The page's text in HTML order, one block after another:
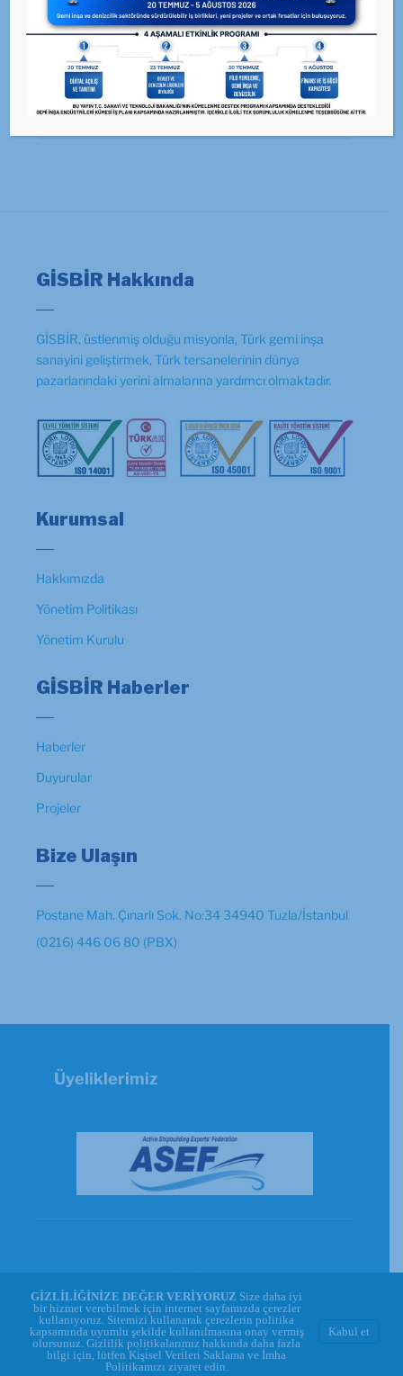
GİSBİR · X (Twitter)
Güncel duyuru ve haberler için resmi X hesabımızı
takip edin.
@GISBIR — Takip Et
GİSBİR Hakkında
GİSBİR, üstlenmiş olduğu misyonla, Türk gemi inşa
sanayini geliştirmek, Türk tersanelerinin dünya
pazarlarındaki yerini almalarına yardımcı olmaktadır.
Kurumsal
Hakkımızda
Yönetim Politikası
Yönetim Kurulu
GİSBİR Haberler
Haberler
Duyurular
Projeler
Bize Ulaşın
Postane Mah. Çınarlı Sok. No:34 34940 Tuzla/İstanbul
(0216) 446 06 80 (PBX)
Üyeliklerimiz
WEBREKA
    
GİZLİLİĞİNİZE DEĞER VERİYORUZ Size daha iyi
bir hizmet verebilmek için internet sayfamızda çerezler
kullanıyoruz. Sitemizi kullanarak çerezlerin politika
kapsamında uyumlu şekilde kullanılmasına onay vermiş
olursunuz. Gizlilik politikalarımız hakkında daha fazla
bilgi için, lütfen Ki̇şi̇sel Veri̇leri̇ Saklama ve İmha
Politikamızı ziyaret edin.
Kabul et